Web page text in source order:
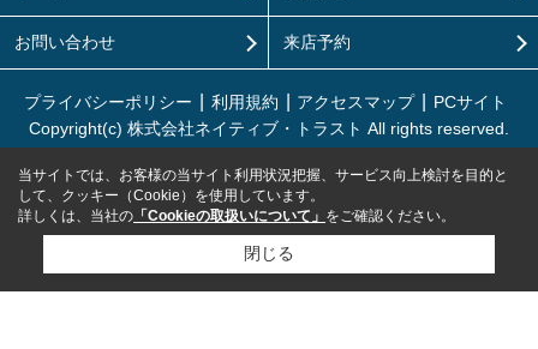
お問い合わせ 来店予約
プライバシーポリシー 利用規約 アクセスマップ
PCサイト
Copyright(c) 株式会社ネイティブ・トラスト All rights reserved.
当サイトでは、お客様の当サイト利用状況把握、サービス向上検討を目的と
して、クッキー（Cookie）を使用しています。
詳しくは、当社の 「Cookieの取扱いについて」 をご確認ください。
閉じる